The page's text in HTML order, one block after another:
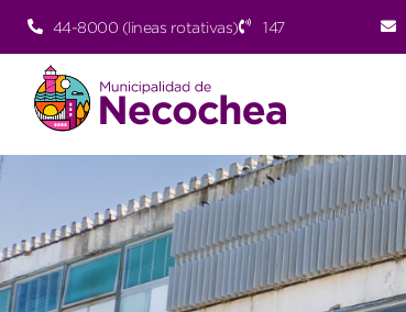
44-8000 (lineas rotativas) 147